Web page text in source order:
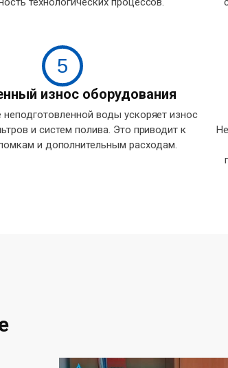
5
износ оборудования
неподготовленной воды ускоряет износ
и систем полива. Это приводит к
и дополнительным расходам.